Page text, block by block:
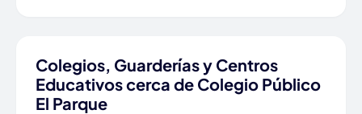
Colegios, Guarderías y Centros
Educativos cerca de Colegio Público
El Parque